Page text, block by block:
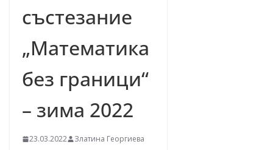
състезание
„Математика
без граници“
– зима 2022
23.03.2022 Златина Георгиева